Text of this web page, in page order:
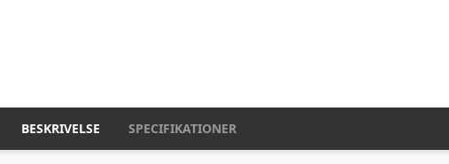
BESKRIVELSE SPECIFIKATIONER